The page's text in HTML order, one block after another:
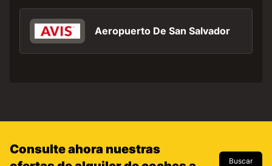
Aeropuerto De San Salvador
Consulte ahora nuestras
Buscar